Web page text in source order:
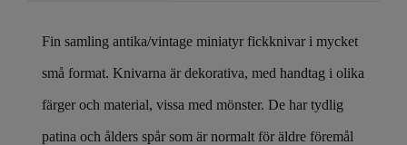
Fin samling antika/vintage miniatyr fickknivar i mycket
små format. Knivarna är dekorativa, med handtag i olika
färger och material, vissa med mönster. De har tydlig
patina och ålders spår som är normalt för äldre föremål